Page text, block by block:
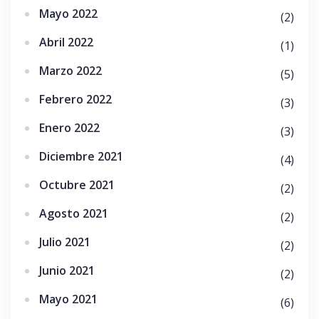
Mayo 2022
(2)
Abril 2022
(1)
Marzo 2022
(5)
Febrero 2022
(3)
Enero 2022
(3)
Diciembre 2021
(4)
Octubre 2021
(2)
Agosto 2021
(2)
Julio 2021
(2)
Junio 2021
(2)
Mayo 2021
(6)